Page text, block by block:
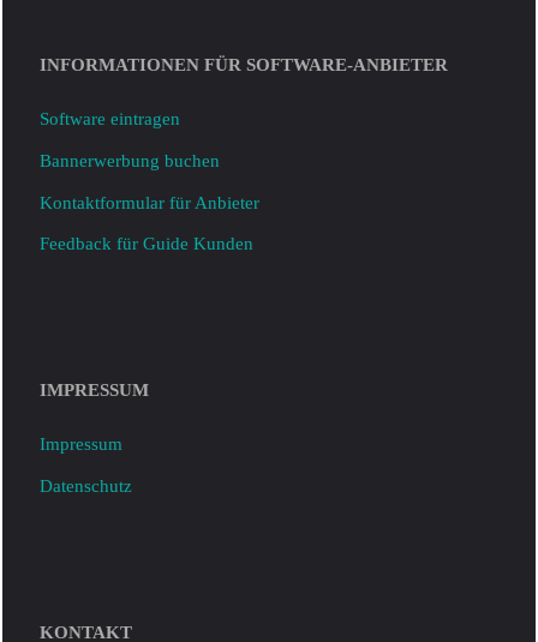
INFORMATIONEN FÜR SOFTWARE-ANBIETER
Software eintragen
Bannerwerbung buchen
Kontaktformular für Anbieter
Feedback für Guide Kunden
IMPRESSUM
Impressum
Datenschutz
KONTAKT